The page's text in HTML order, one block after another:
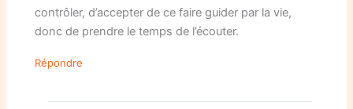
contrôler, d’accepter de ce faire guider par la vie,
donc de prendre le temps de l’écouter.
Répondre